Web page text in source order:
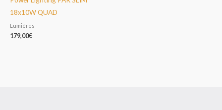
18x10W QUAD
Lumières
179,00€